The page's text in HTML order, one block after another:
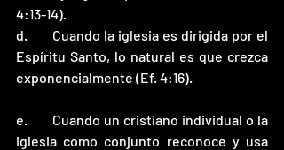
4:13-14).
d.	Cuando la iglesia es dirigida por el
Espíritu Santo, lo natural es que crezca
exponencialmente (Ef. 4:16).
e.	Cuando un cristiano individual o la
iglesia como conjunto reconoce y usa